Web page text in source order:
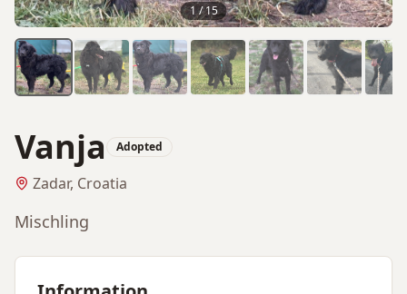
1/15
Vanja Adopted
Zadar, Croatia
Mischling